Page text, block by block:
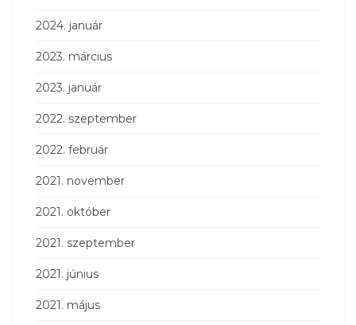
2024. január
2023. március
2023. január
2022. szeptember
2022. február
2021. november
2021. október
2021. szeptember
2021. június
2021. május